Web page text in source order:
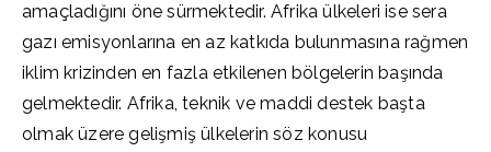
amaçladığını öne sürmektedir. Afrika ülkeleri ise sera
gazı emisyonlarına en az katkıda bulunmasına rağmen
iklim krizinden en fazla etkilenen bölgelerin başında
gelmektedir. Afrika, teknik ve maddi destek başta
olmak üzere gelişmiş ülkelerin söz konusu